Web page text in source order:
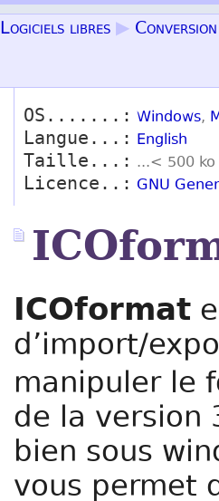
Logiciels libres ▶ Conversion
OS.......: Windows,
Langue...: English
Taille...: ...< 500 ko
Licence..: GNU
ICOformat
d’import/
manipuler le
de la version
bien sous
vous permet